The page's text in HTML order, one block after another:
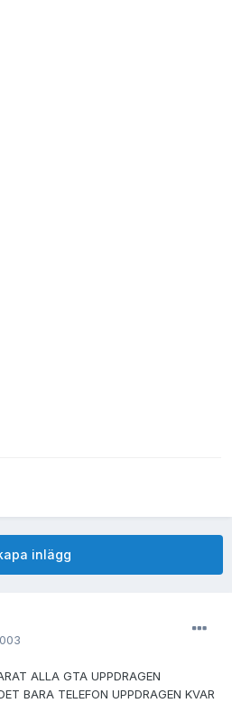
inlägg
ALLA GTA UPPDRAGEN
BARA TELEFON UPPDRAGEN KVAR